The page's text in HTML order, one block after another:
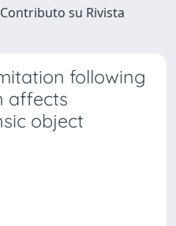
su Rivista
following
affects
object